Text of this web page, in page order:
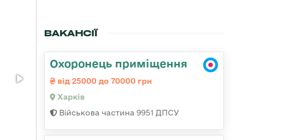
ВАКАНСІЇ
Охоронець приміщення
від 25000 до 70000 грн
Харків
Військова частина 9951 ДПСУ